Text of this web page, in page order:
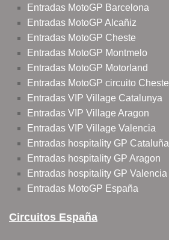
Entradas MotoGP Barcelona
Entradas MotoGP Alcañiz
Entradas MotoGP Cheste
Entradas MotoGP Montmelo
Entradas MotoGP Motorland
Entradas MotoGP circuito Cheste
Entradas VIP Village Catalunya
Entradas VIP Village Aragon
Entradas VIP Village Valencia
Entradas hospitality GP Cataluña
Entradas hospitality GP Aragon
Entradas hospitality GP Valencia
Entradas MotoGP España
Circuitos España